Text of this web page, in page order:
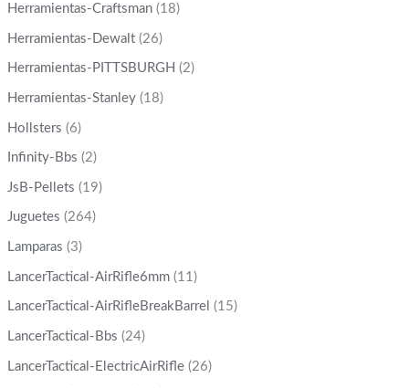
Herramientas-Craftsman (18)
Herramientas-Dewalt (26)
Herramientas-PITTSBURGH (2)
Herramientas-Stanley (18)
Hollsters (6)
Infinity-Bbs (2)
JsB-Pellets (19)
Juguetes (264)
Lamparas (3)
LancerTactical-AirRifle6mm (11)
LancerTactical-AirRifleBreakBarrel (15)
LancerTactical-Bbs (24)
LancerTactical-ElectricAirRifle (26)